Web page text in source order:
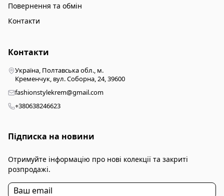
Повернення та обмін
Контакти
Контакти
Україна, Полтавська обл., м.
Кременчук, вул. Соборна, 24, 39600
fashionstylekrem@gmail.com
+380638246623
Підписка на новини
Отримуйте інформацію про нові колекції та закриті
розпродажі.